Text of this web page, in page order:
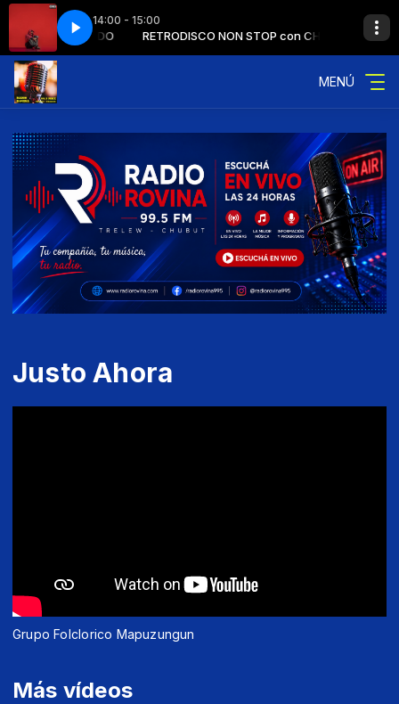
14:00 - 15:00
STOP con CHINDO RETRODISCO NON STOP con CHINDO
- Prg10 - bloque1 RETRODISCO NOT STOP - Prg10 - bloque1
MENÚ
Justo Ahora
Más vídeos
Grupo Folclorico Mapuzungun